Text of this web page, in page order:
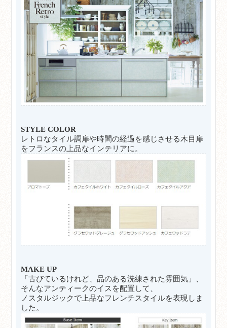
STYLE COLOR
レトロなタイル調扉や時間の経過を感じさせる木目扉
をフランスの上品なインテリアに。
MAKE UP
「古びているけれど、品のある洗練された雰囲気」、
そんなアンティークのイスを配置して、
ノスタルジックで上品なフレンチスタイルを表現しま
した。